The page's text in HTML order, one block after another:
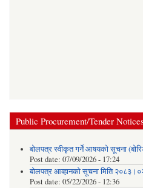
Public Procurement/Tender
बोलपत्र स्वीकृत गर्ने आषयको सूचना
Post date: 07/09/2026 - 17:24
बोलपत्र आव्हानको सूचना मिति
Post date: 05/22/2026 - 12:36